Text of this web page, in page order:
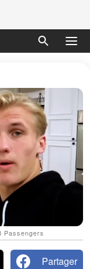
Passengers
Partager